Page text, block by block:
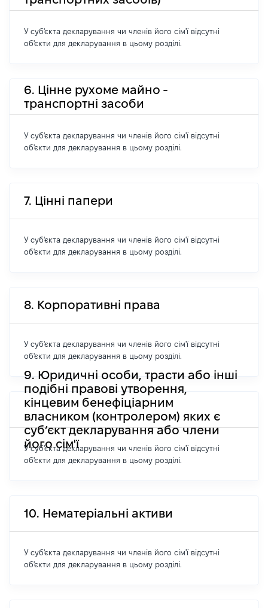
У суб'єкта декларування чи членів його сім'ї відсутні
об'єкти для декларування в цьому розділі.
6. Цінне рухоме майно -
транспортні засоби
У суб'єкта декларування чи членів його сім'ї відсутні
об'єкти для декларування в цьому розділі.
7. Цінні папери
У суб'єкта декларування чи членів його сім'ї відсутні
об'єкти для декларування в цьому розділі.
8. Корпоративні права
У суб'єкта декларування чи членів його сім'ї відсутні
об'єкти для декларування в цьому розділі.
9. Юридичні особи, трасти або інші
подібні правові утворення,
кінцевим бенефіціарним
власником (контролером) яких є
суб’єкт декларування або члени
його сім'ї
У суб'єкта декларування чи членів його сім'ї відсутні
об'єкти для декларування в цьому розділі.
10. Нематеріальні активи
У суб'єкта декларування чи членів його сім'ї відсутні
об'єкти для декларування в цьому розділі.